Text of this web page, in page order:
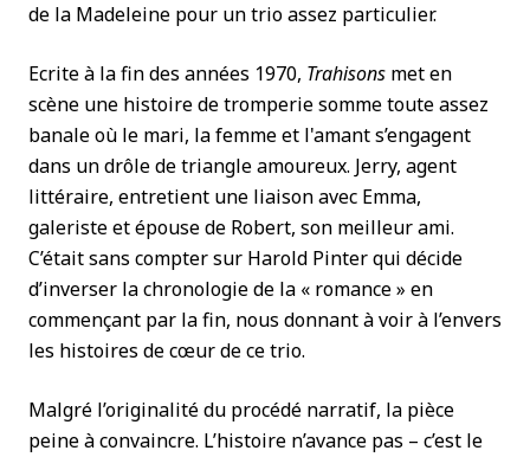
de la Madeleine pour un trio assez particulier.
Ecrite à la fin des années 1970, Trahisons met en
scène une histoire de tromperie somme toute assez
banale où le mari, la femme et l'amant s’engagent
dans un drôle de triangle amoureux. Jerry, agent
littéraire, entretient une liaison avec Emma,
galeriste et épouse de Robert, son meilleur ami.
C’était sans compter sur Harold Pinter qui décide
d’inverser la chronologie de la « romance » en
commençant par la fin, nous donnant à voir à l’envers
les histoires de cœur de ce trio.
Malgré l’originalité du procédé narratif, la pièce
peine à convaincre. L’histoire n’avance pas – c’est le